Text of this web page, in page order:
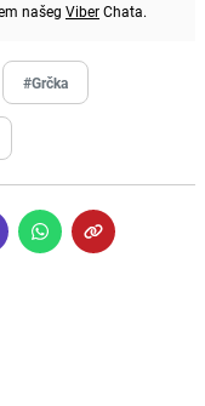
našeg ViberChata.
#Grčka